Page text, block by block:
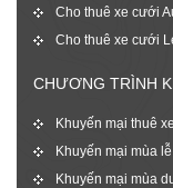
Cho thuê xe cưới
Cho thuê xe cưới
CHƯƠNG TRÌNH
Khuyến mại thuê
Khuyến mại mùa
Khuyến mại mùa